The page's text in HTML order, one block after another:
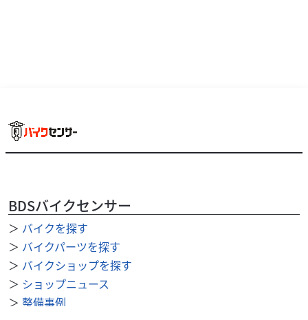
BDSバイクセンサー
＞ バイクを探す
＞ バイクパーツを探す
＞ バイクショップを探す
＞ ショップニュース
＞ 整備事例